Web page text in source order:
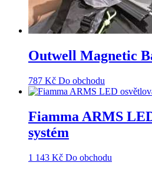
Outwell Magnetic
787 Kč Do obchodu
Fiamma ARMS
systém
1 143 Kč Do obchodu